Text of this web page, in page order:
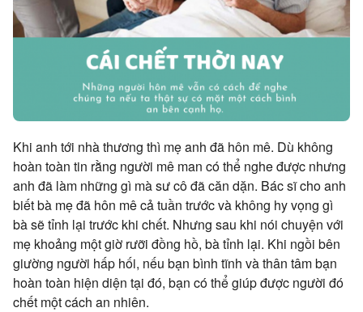
Khi anh tới nhà thương thì mẹ anh đã hôn mê. Dù không
hoàn toàn tin rằng người mê man có thể nghe được nhưng
anh đã làm những gì mà sư cô đã căn dặn. Bác sĩ cho anh
biết bà mẹ đã hôn mê cả tuần trước và không hy vọng gì
bà sẽ tỉnh lại trước khi chết. Nhưng sau khi nói chuyện với
mẹ khoảng một giờ rưỡi đồng hồ, bà tỉnh lại. Khi ngồi bên
giường người hấp hối, nếu bạn bình tĩnh và thân tâm bạn
hoàn toàn hiện diện tại đó, bạn có thể giúp được người đó
chết một cách an nhiên.